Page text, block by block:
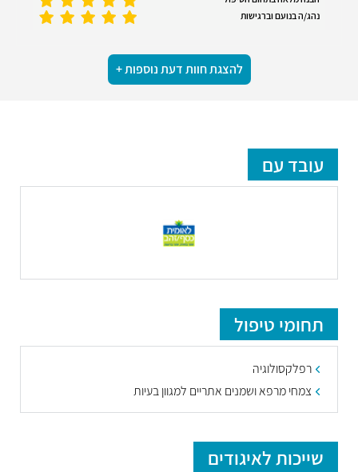
נהג/ה בנועם וברגישות
להצגת חוות דעת נוספות +
עובד עם
תחומי טיפול
רפלקסולוגיה
צמחי מרפא ושמנים אתריים למגוון בעיות
שייכות לאיגודים